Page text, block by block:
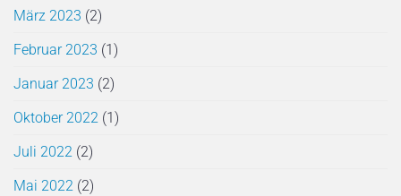
März 2023 (2)
Februar 2023 (1)
Januar 2023 (2)
Oktober 2022 (1)
Juli 2022 (2)
Mai 2022 (2)